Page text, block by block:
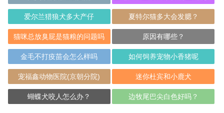
犬绳
爱尔兰猎狼犬多大产仔 夏特尔猫多大会发腮？
猫咪总放臭屁是猫粮的问题吗 原因有哪些？
金毛不打疫苗会怎么样吗 如何饲养宠物小香猪呢
宠福鑫动物医院(京朝分院) 迷你杜宾和小鹿犬
蝴蝶犬咬人怎么办？ 边牧尾巴尖白色好吗？